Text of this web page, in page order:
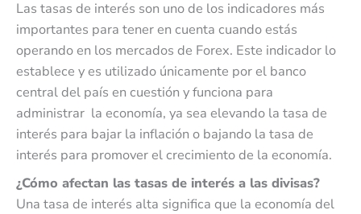
Las tasas de interés son uno de los indicadores más
importantes para tener en cuenta cuando estás
operando en los mercados de Forex. Este indicador lo
establece y es utilizado únicamente por el banco
central del país en cuestión y funciona para
administrar la economía, ya sea elevando la tasa de
interés para bajar la inflación o bajando la tasa de
interés para promover el crecimiento de la economía.
¿Cómo afectan las tasas de interés a las divisas?
Una tasa de interés alta significa que la economía del